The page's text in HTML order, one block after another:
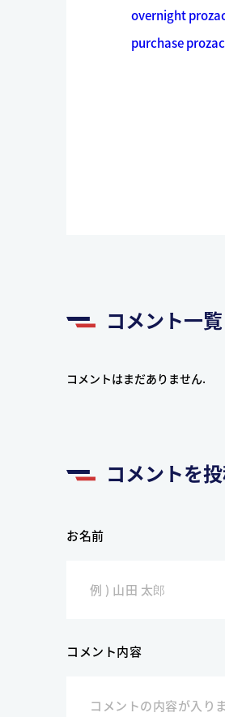
overnight
purchase
コメント一覧
コメントはまだありません.
コメントを
お名前
コメント内容